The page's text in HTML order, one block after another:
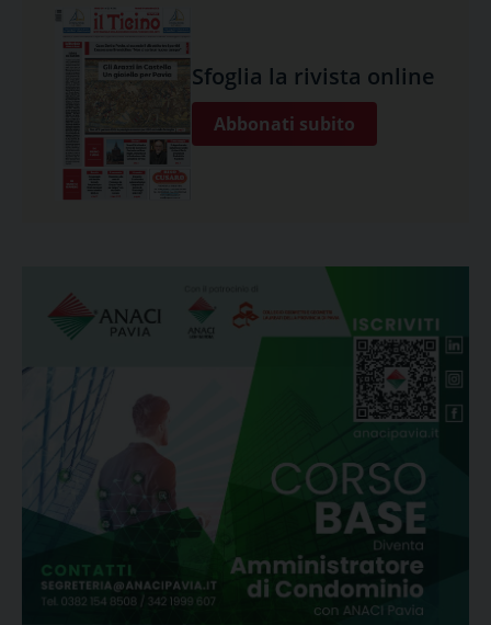
Sfoglia la rivista online
Abbonati subito